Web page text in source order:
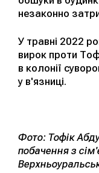
незаконно
У травні 2022
вирок проти
в колонії
у в'язниці.
Фото: Тофік
побачення з